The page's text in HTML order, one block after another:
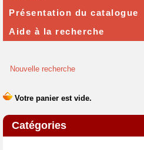
Nouvelle recherche
Catégories
Présentation du catalogue
Aide à la recherche